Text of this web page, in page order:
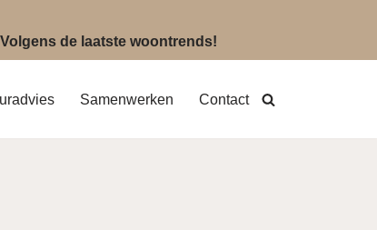
de laatste woontrends!
Samenwerken Contact